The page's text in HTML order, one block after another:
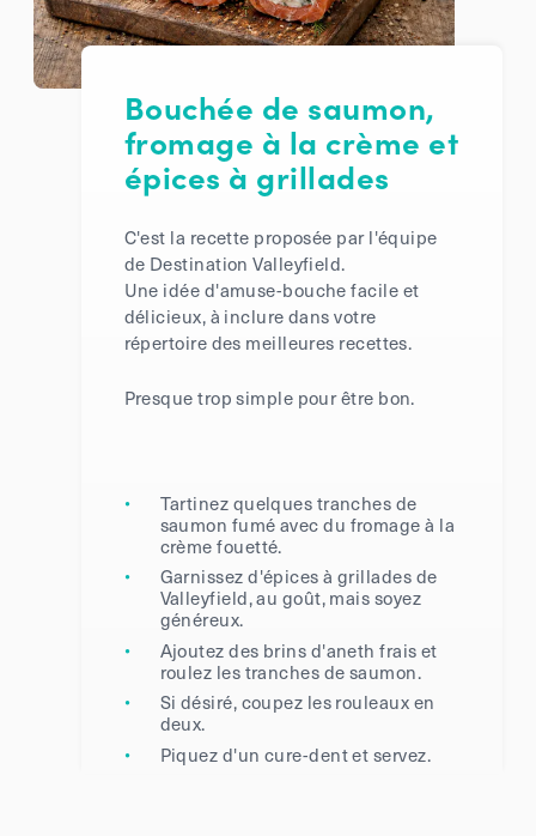
Bouchée de saumon,
fromage à la crème et
épices à grillades
C'est la recette proposée par l'équipe
de Destination Valleyfield.
Une idée d'amuse-bouche facile et
délicieux, à inclure dans votre
répertoire des meilleures recettes.
Presque trop simple pour être bon.
Tartinez quelques tranches de
saumon fumé avec du fromage à la
crème fouetté.
Garnissez d'épices à grillades de
Valleyfield, au goût, mais soyez
généreux.
Ajoutez des brins d'aneth frais et
roulez les tranches de saumon.
Si désiré, coupez les rouleaux en
deux.
Piquez d'un cure-dent et servez.